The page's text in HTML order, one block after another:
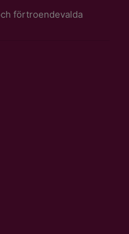
förtroendevalda